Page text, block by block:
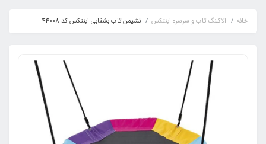
خانه الاکلنگ تاب و سرسره اینتکس نشیمن تاب بشقابی اینتکس کد 44008